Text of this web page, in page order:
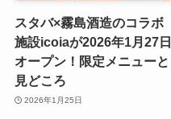
スタバ×霧島酒造のコラボ
施設icoiaが2026年1月27日
オープン！限定メニューと
見どころ
2026年1月25日